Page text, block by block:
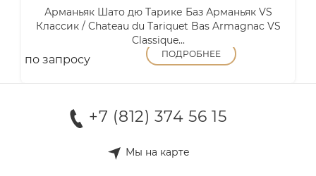
Арманьяк Шато дю Тарике Баз Арманьяк VS
Классик / Chateau du Tariquet Bas Armagnac VS
Classique...
по запросу ПОДРОБНЕЕ
+7 (812) 374 56 15
Мы на карте